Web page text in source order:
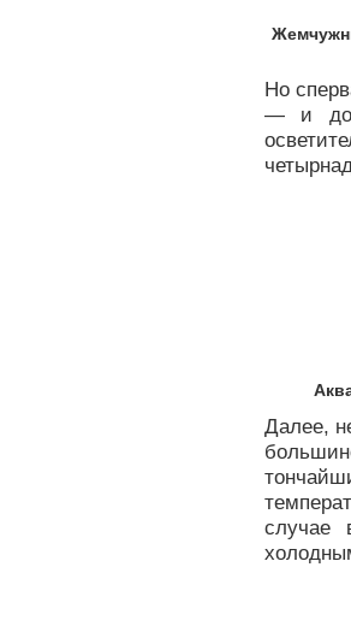
Но
— и
Далее,
случае